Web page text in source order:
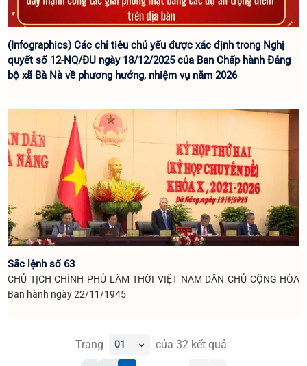
(Infographics) Các chỉ tiêu chủ yếu được xác định trong Nghị
quyết số 12-NQ/ĐU ngày 18/12/2025 của Ban Chấp hành Đảng
bộ xã Bà Nà về phương hướng, nhiệm vụ năm 2026
Sắc lệnh số 63
CHỦ TỊCH CHÍNH PHỦ LÂM THỜI VIỆT NAM DÂN CHỦ CỘNG HÒA
Ban hành ngày 22/11/1945
Trang của 32kết quả